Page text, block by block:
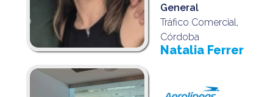
General
Tráfico Comercial,
Córdoba
Natalia Ferrer